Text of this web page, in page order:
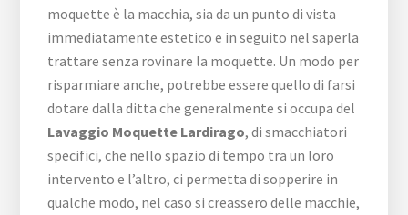
moquette è la macchia, sia da un punto di vista
immediatamente estetico e in seguito nel saperla
trattare senza rovinare la moquette. Un modo per
risparmiare anche, potrebbe essere quello di farsi
dotare dalla ditta che generalmente si occupa del
Lavaggio Moquette Lardirago, di smacchiatori
specifici, che nello spazio di tempo tra un loro
intervento e l’altro, ci permetta di sopperire in
qualche modo, nel caso si creassero delle macchie,